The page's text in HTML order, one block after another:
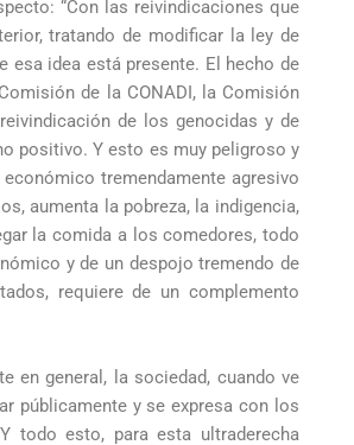
“Con las reivindicaciones que
tratando de modificar la ley de
esa idea está presente. El hecho de
de la CONADI, la Comisión
de los genocidas y de
positivo. Y esto es muy peligroso y
tremendamente agresivo
aumenta la pobreza, la indigencia,
la comida a los comedores, todo
y de un despojo tremendo de
requiere de un complemento
en general, la sociedad, cuando ve
públicamente y se expresa con los
todo esto, para esta ultraderecha